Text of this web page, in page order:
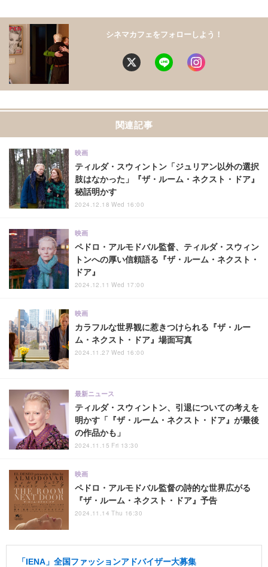
シネマカフェをフォローしよう！
関連記事
ティルダ・スウィントン「ジュリアン以外の選択
肢はなかった」『ザ・ルーム・ネクスト・ドア』
秘話明かす
映画
2024.12.18 Wed 16:00
ペドロ・アルモドバル監督、ティルダ・スウィン
トンへの厚い信頼語る『ザ・ルーム・ネクスト・
ドア』
映画
2024.12.11 Wed 17:00
カラフルな世界観に惹きつけられる『ザ・ルー
ム・ネクスト・ドア』場面写真
映画
2024.11.27 Wed 16:00
ティルダ・スウィントン、引退についての考えを
明かす「『ザ・ルーム・ネクスト・ドア』が最後
の作品かも」
最新ニュース
2024.11.15 Fri 13:30
ペドロ・アルモドバル監督の詩的な世界広がる
『ザ・ルーム・ネクスト・ドア』予告
映画
2024.11.14 Thu 16:30
「IENA」全国ファッションアドバイザー大募集